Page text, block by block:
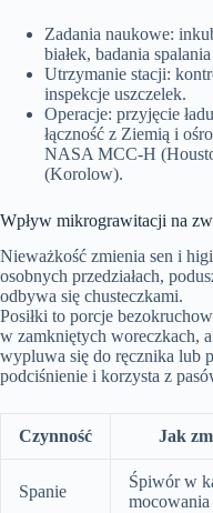
Zadania naukowe:
białek, badania
Utrzymanie stacji:
inspekcje uszczelek.
Operacje: przyjęcie
łączność z Ziemią i
NASA MCC‑H
(Korolow).
Wpływ mikrograwitacji na
Nieważkość zmienia sen i
osobnych przedziałach,
odbywa się chusteczkami.
Posiłki to porcje
w zamkniętych woreczkach,
wypluwa się do ręcznika lub
podciśnienie i korzysta z
Czynność Jak
Spanie
Śpiwór w
mocowania